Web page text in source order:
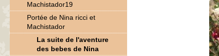
Machistador19
Portée de Nina ricci et
Machistador
La suite de l'aventure
des bebes de Nina